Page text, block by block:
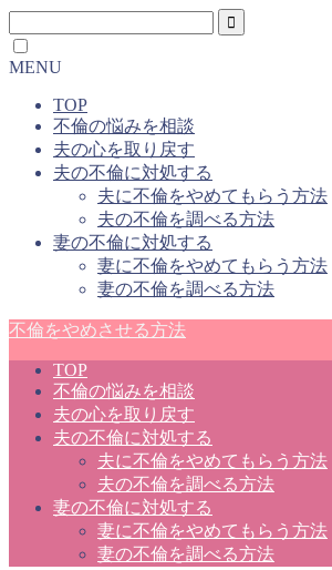
MENU
TOP
不倫の悩みを相談
夫の心を取り戻す
夫の不倫に対処する
夫に不倫をやめてもらう方法
夫の不倫を調べる方法
妻の不倫に対処する
妻に不倫をやめてもらう方法
妻の不倫を調べる方法
不倫をやめさせる方法
TOP
不倫の悩みを相談
夫の心を取り戻す
夫の不倫に対処する
夫に不倫をやめてもらう方法
夫の不倫を調べる方法
妻の不倫に対処する
妻に不倫をやめてもらう方法
妻の不倫を調べる方法